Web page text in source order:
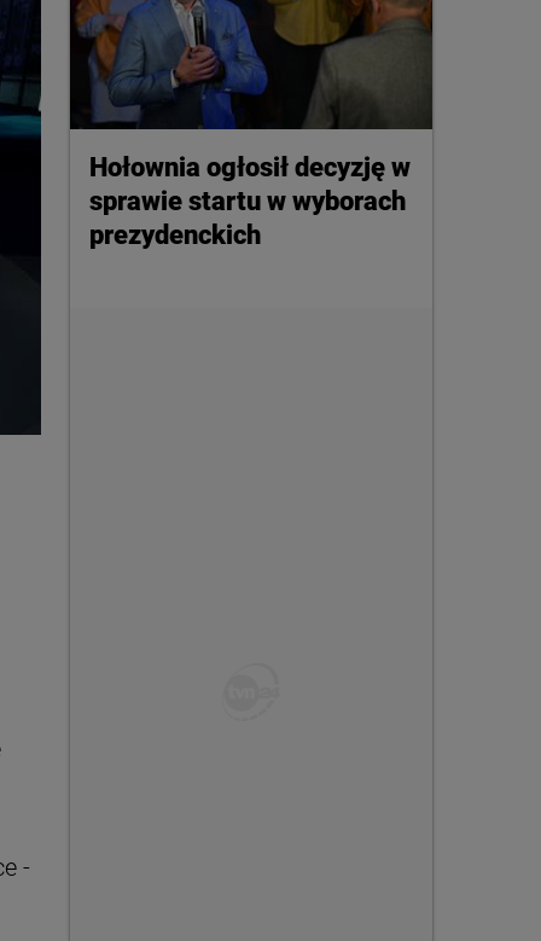
-
Hołownia ogłosił decyzję w
sprawie startu w wyborach
prezydenckich